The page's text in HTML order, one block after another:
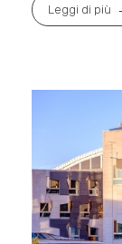
Leggi di più